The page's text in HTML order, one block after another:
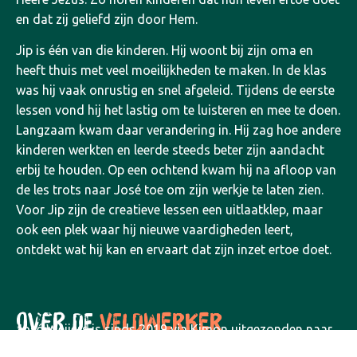
en dat zij geliefd zijn door Hem.
Jip is één van die kinderen. Hij woont bij zijn oma en
heeft thuis met veel moeilijkheden te maken. In de klas
was hij vaak onrustig en snel afgeleid. Tijdens de eerste
lessen vond hij het lastig om te luisteren en mee te doen.
Langzaam kwam daar verandering in. Hij zag hoe andere
kinderen werkten en leerde steeds beter zijn aandacht
erbij te houden. Op een ochtend kwam hij na afloop van
de les trots naar José toe om zijn werkje te laten zien.
Voor Jip zijn de creatieve lessen een uitlaatklep, maar
ook een plek waar hij nieuwe vaardigheden leert,
ontdekt wat hij kan en ervaart dat zijn inzet ertoe doet.
OVER DEVELDWERKER
José Weijers is sinds 2019 via Kimon uitgezonden naar